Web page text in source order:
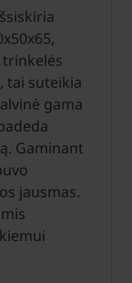
trinkelės
tai suteikia
gama
Gaminant
jausmas.